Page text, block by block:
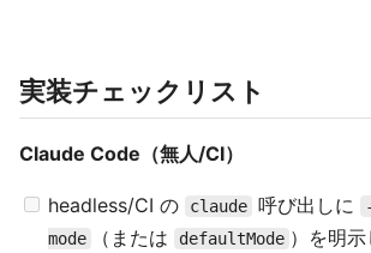
実装チェックリスト
Claude Code（無人/CI）
headless/CI の claude 呼び出しに
mode
（または defaultMode ）を明